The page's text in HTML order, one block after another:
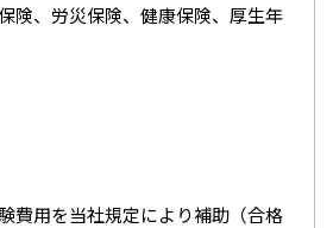
険、労災保険、健康保険、厚生年
費用を当社規定により補助（合格